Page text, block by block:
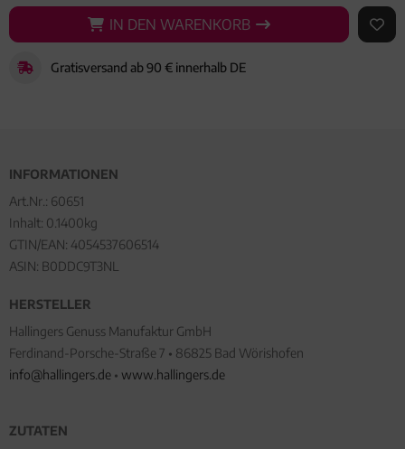
IN DEN WARENKORB
IN DEN WARENKORB AUF
Gratisversand ab 90 € innerhalb DE
INFORMATIONEN
Art.Nr.: 60651
Inhalt: 0.1400kg
GTIN/EAN: 4054537606514
ASIN: B0DDC9T3NL
HERSTELLER
Hallingers Genuss Manufaktur GmbH
Ferdinand-Porsche-Straße 7 • 86825 Bad Wörishofen
info@hallingers.de • www.hallingers.de
ZUTATEN